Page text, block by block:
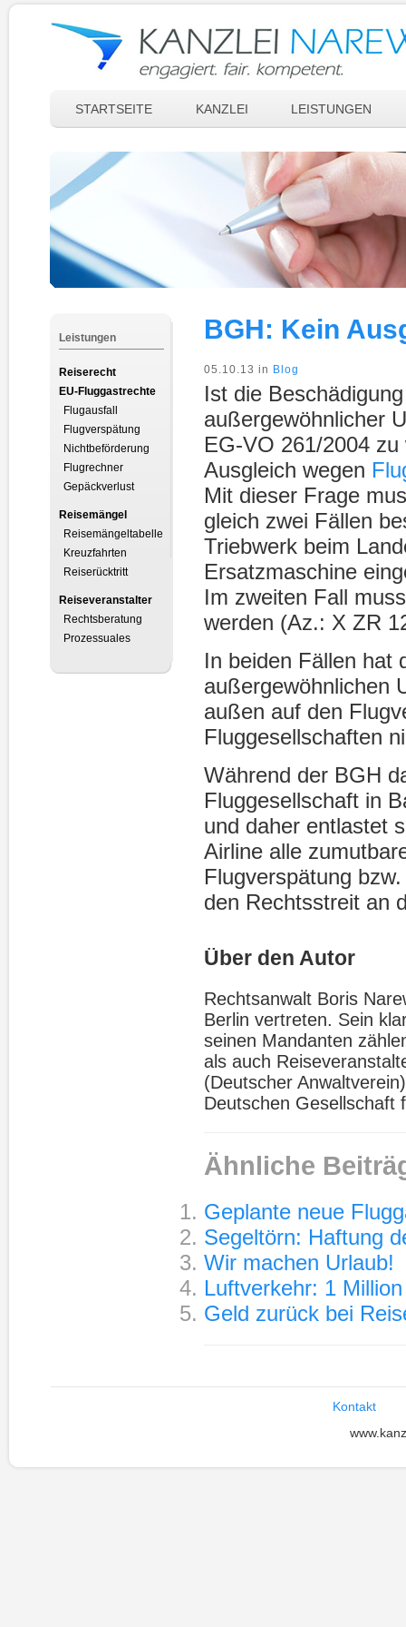
STARTSEITE KANZLEI LEISTUNGEN
BGH: Kein
05.10.13 in Blog
Ist die
außergewöhnlicher
EG-VO 261/2004
Ausgleich wegen
Mit dieser Frage
gleich zwei Fällen
Triebwerk beim
Ersatzmaschine
Im zweiten Fall
werden (Az.: X ZR
In beiden Fällen hat
außergewöhnlichen
außen auf den
Fluggesellschaften
Während der BGH
Fluggesellschaft in
und daher entlastet
Airline alle
Flugverspätung
den Rechtsstreit an
Über den Autor
Rechtsanwalt Boris
Berlin vertreten. Sein
seinen Mandanten
als auch
(Deutscher
Deutschen Gesellschaft
Ähnliche
Geplante neue
Segeltörn: Haftung
Wir machen Urlaub!
Luftverkehr: 1
Geld zurück bei
Leistungen
Reiserecht
EU-Fluggastrechte
Flugausfall
Flugverspätung
Nichtbeförderung
Flugrechner
Gepäckverlust
Reisemängel
Reisemängeltabelle
Kreuzfahrten
Reiserücktritt
Reiseveranstalter
Rechtsberatung
Prozessuales
Kontakt